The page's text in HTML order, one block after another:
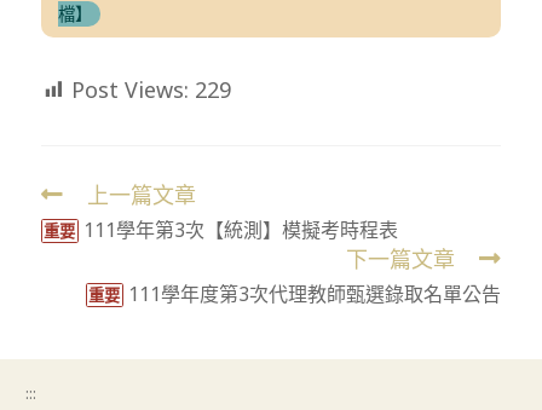
檔】
Post Views: 229
Read
more
上一篇文章
重要 111學年第3次【統測】模擬考時程表
下一篇文章
重要 111學年度第3次代理教師甄選錄取名單公告
:::